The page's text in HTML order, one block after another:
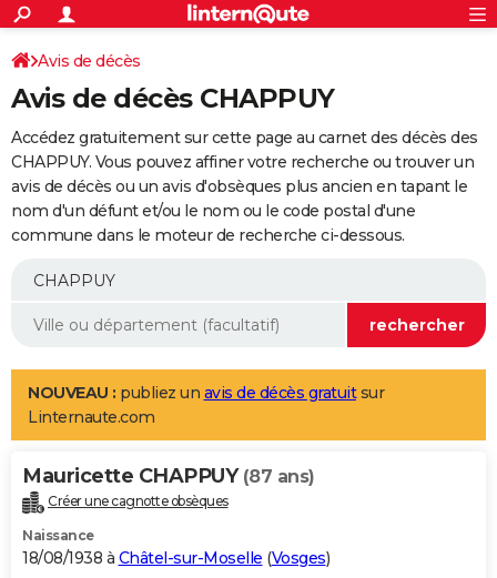
ACTUALITÉS
Politique
Société
Faits Divers
Education
Monde
Villes
+
SPORT
Coupe du monde 2026
Football
Tennis
Cyclisme
Rugby
Forum
Programme TV
TNT
Streaming
Cinéma
Sorties cinéma
Musique
+
FINANCE
Retraite
Epargne
Immobilier
Risques naturels par ville
Banque
Assurance
AUTO
Essais
Réserver un essai
Citadines
Berlines
SUV
Forum auto
+
Mobiles
Meilleur smartphone
Internet
Ordinateurs
Jeux vidéo
Guide high-tech
Aménagement intérieur
LIFESTYLE
Art de vivre
Bien-être
Loisirs
Mode
Modes de vie
Alimentation
Guide de la santé
Maladies
Médicaments
Sommeil
VOYAGE
Destinations
City break
Voyage nature
Voyage de noces
Forum
Climat
+PHOTO
GUIDES D'ACHAT
Avis de décès
Avis de décès CHAPPUY
Accédez gratuitement sur cette page au carnet des décès des
CHAPPUY. Vous pouvez affiner votre recherche ou trouver un
avis de décès ou un avis d'obsèques plus ancien en tapant le
nom d'un défunt et/ou le nom ou le code postal d'une
commune dans le moteur de recherche ci-dessous.
NOUVEAU : publiez un avis de décès gratuitsur
Linternaute.com
Mauricette CHAPPUY (87 ans)
Créer une cagnotte obsèques
Naissance
18/08/1938 à Châtel-sur-Moselle (Vosges)